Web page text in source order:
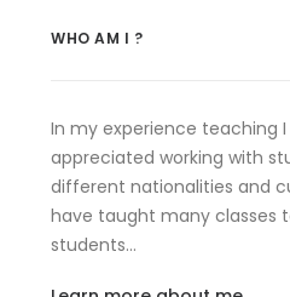
WHO AM I ?
In my experience teaching
appreciated working with
different nationalities and
have taught many classes
students…